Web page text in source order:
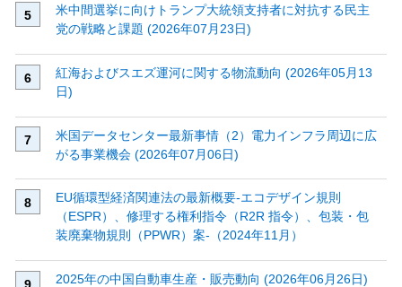
米中間選挙に向けトランプ大統領支持者に対抗する民主
党の戦略と課題 (2026年07月23日)
紅海およびスエズ運河に関する物流動向 (2026年05月13
日)
米国データセンター最新事情（2）電力インフラ周辺に広
がる事業機会 (2026年07月06日)
EU循環型経済関連法の最新概要‐エコデザイン規則
（ESPR）、修理する権利指令（R2R 指令）、包装・包
装廃棄物規則（PPWR）案‐（2024年11月）
2025年の中国自動車生産・販売動向 (2026年06月26日)